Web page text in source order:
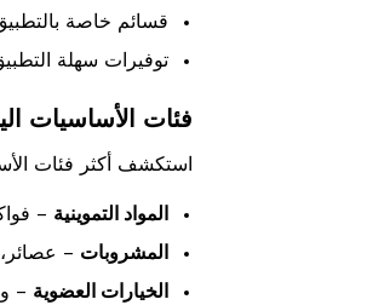
قسائم خاصة
توفيرات سهلة
فئات الأساسيات
استكشف أكثر فئات
المواد التموينية –
المشروبات –
الخيارات العضوية –